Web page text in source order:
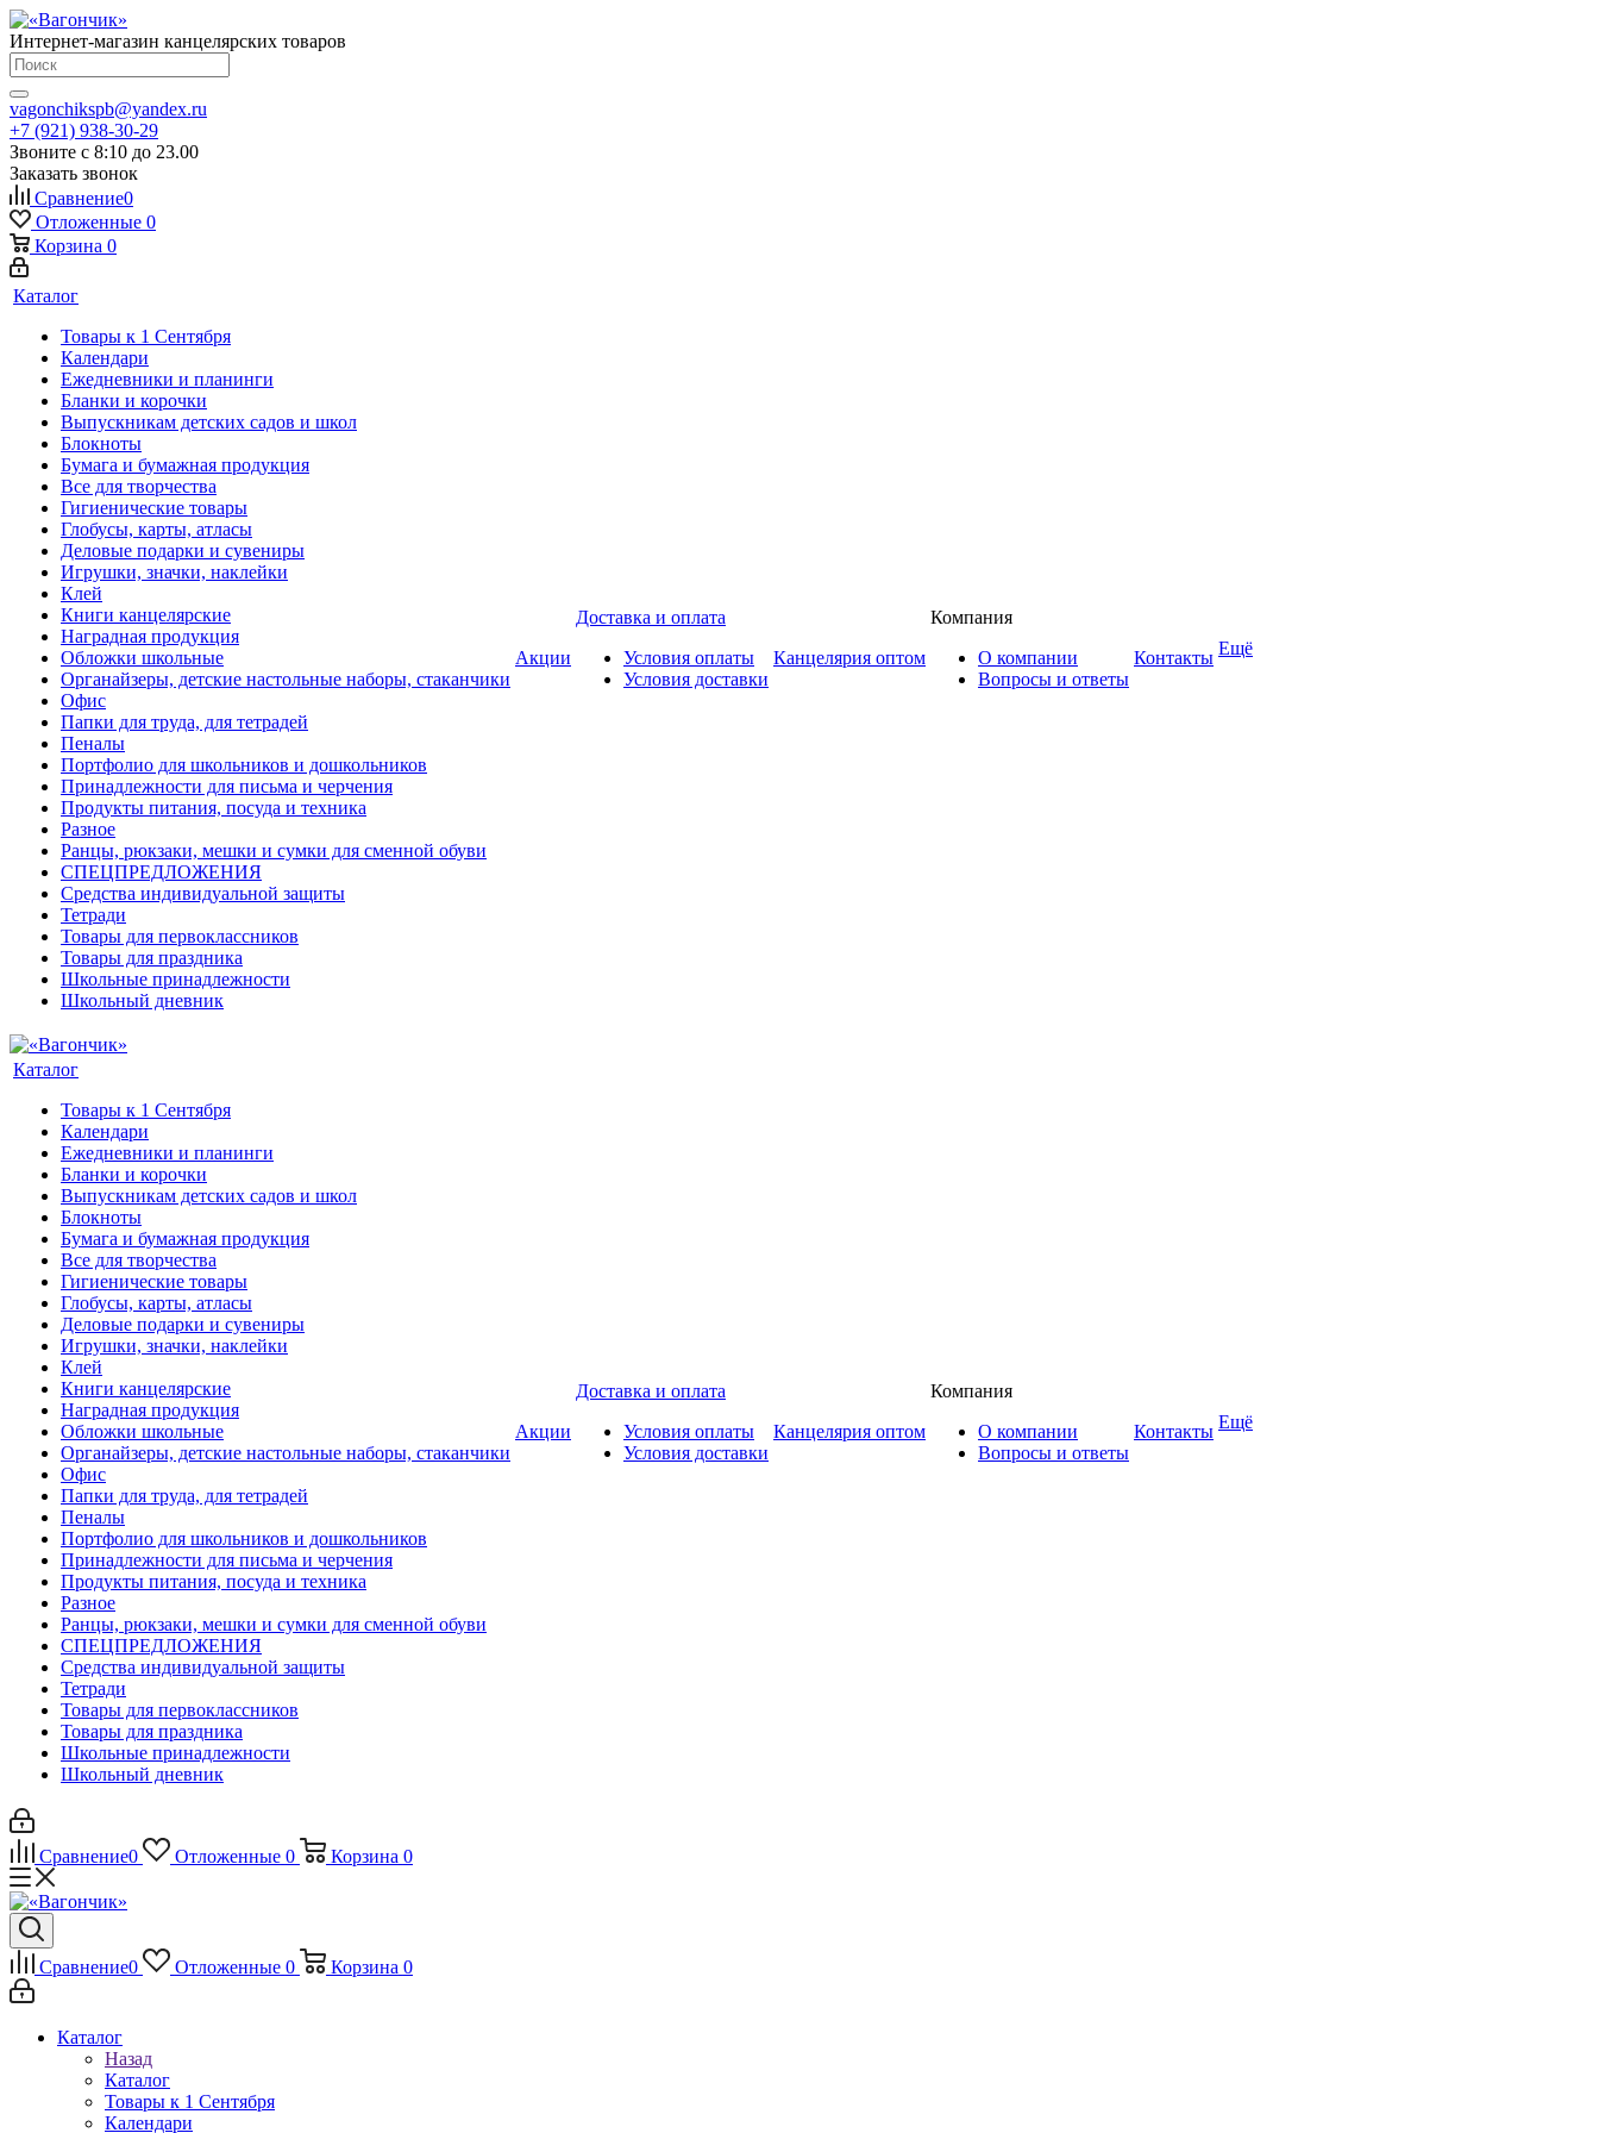
Интернет-магазин канцелярских товаров
vagonchikspb@yandex.ru
+7 (921) 938-30-29
Звоните с 8:10 до 23.00
Заказать звонок
Сравнение0
Отложенные 0
Корзина 0
Каталог
Товары к 1 Сентября
Календари
Ежедневники и планинги
Бланки и корочки
Выпускникам детских садов и школ
Блокноты
Бумага и бумажная продукция
Все для творчества
Гигиенические товары
Глобусы, карты, атласы
Деловые подарки и сувениры
Игрушки, значки, наклейки
Клей
Книги канцелярские
Наградная продукция
Обложки школьные
Органайзеры, детские настольные наборы, стаканчики
Офис
Папки для труда, для тетрадей
Пеналы
Портфолио для школьников и дошкольников
Принадлежности для письма и черчения
Продукты питания, посуда и техника
Разное
Ранцы, рюкзаки, мешки и сумки для сменной обуви
СПЕЦПРЕДЛОЖЕНИЯ
Средства индивидуальной защиты
Тетради
Товары для первоклассников
Товары для праздника
Школьные принадлежности
Школьный дневник
Акции
Доставка и оплата
Условия оплаты
Условия доставки
Канцелярия оптом
Компания
О компании
Вопросы и ответы
Контакты Ещё
Каталог
Товары к 1 Сентября
Календари
Ежедневники и планинги
Бланки и корочки
Выпускникам детских садов и школ
Блокноты
Бумага и бумажная продукция
Все для творчества
Гигиенические товары
Глобусы, карты, атласы
Деловые подарки и сувениры
Игрушки, значки, наклейки
Клей
Книги канцелярские
Наградная продукция
Обложки школьные
Органайзеры, детские настольные наборы, стаканчики
Офис
Папки для труда, для тетрадей
Пеналы
Портфолио для школьников и дошкольников
Принадлежности для письма и черчения
Продукты питания, посуда и техника
Разное
Ранцы, рюкзаки, мешки и сумки для сменной обуви
СПЕЦПРЕДЛОЖЕНИЯ
Средства индивидуальной защиты
Тетради
Товары для первоклассников
Товары для праздника
Школьные принадлежности
Школьный дневник
Акции
Доставка и оплата
Условия оплаты
Условия доставки
Канцелярия оптом
Компания
О компании
Вопросы и ответы
Контакты Ещё
Сравнение0 Отложенные 0 Корзина 0
Сравнение0 Отложенные 0 Корзина 0
Каталог
Назад
Каталог
Товары к 1 Сентября
Календари